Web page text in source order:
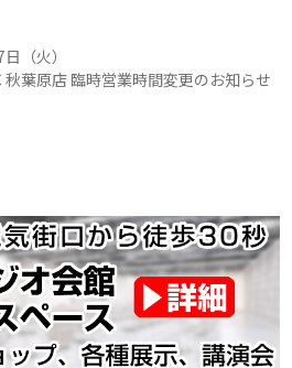
（火）
秋葉原店 臨時営業時間変更のお知らせ